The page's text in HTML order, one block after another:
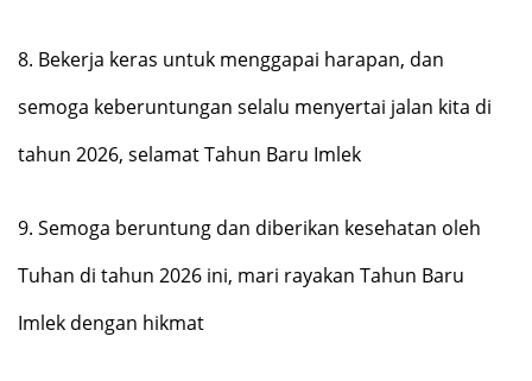
8. Bekerja keras untuk menggapai harapan, dan
semoga keberuntungan selalu menyertai jalan kita di
tahun 2026, selamat Tahun Baru Imlek
9. Semoga beruntung dan diberikan kesehatan oleh
Tuhan di tahun 2026 ini, mari rayakan Tahun Baru
Imlek dengan hikmat